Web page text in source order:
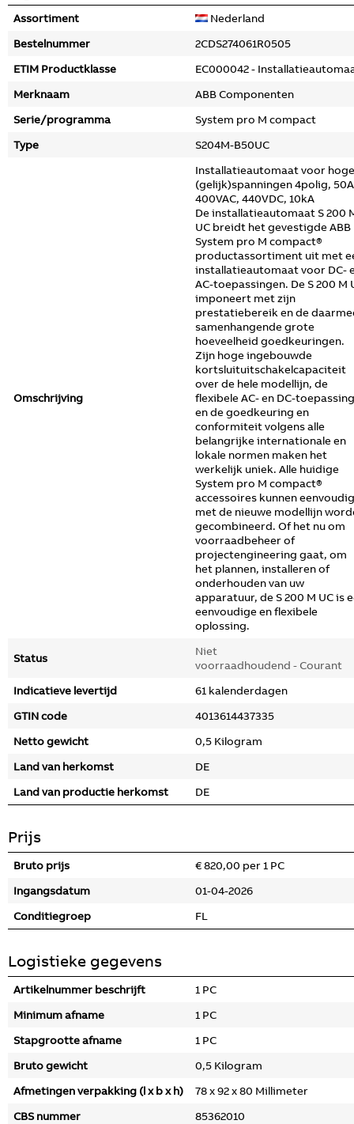
Assortiment
Nederland
Bestelnummer
2CDS274061R0505
ETIM Productklasse
EC000042 -
Merknaam
ABB Componenten
Serie/programma
System pro M compact
Type
S204M-B50UC
Omschrijving
Installatieautomaat voor
(gelijk)spanningen 4polig, 50A
400VAC, 440VDC, 10kA
De installatieautomaat S 200
UC breidt het gevestigde ABB
System pro M compact®
productassortiment uit met
installatieautomaat voor DC-
AC-toepassingen. De S 200 M
imponeert met zijn
prestatiebereik en de
samenhangende grote
hoeveelheid goedkeuringen.
Zijn hoge ingebouwde
kortsluituitschakelcapaciteit
over de hele modellijn, de
flexibele AC- en DC-toepassing
en de goedkeuring en
conformiteit volgens alle
belangrijke internationale en
lokale normen maken het
werkelijk uniek. Alle huidige
System pro M compact®
accessoires kunnen eenvoudig
met de nieuwe modellijn
gecombineerd. Of het nu om
voorraadbeheer of
projectengineering gaat, om
het plannen, installeren of
onderhouden van uw
apparatuur, de S 200 M UC is
eenvoudige en flexibele
oplossing.
Status
Niet
voorraadhoudend - Courant
Indicatieve levertijd
61 kalenderdagen
GTIN code
4013614437335
Netto gewicht
0,5 Kilogram
Land van herkomst
DE
Land van productie herkomst
DE
Prijs
Bruto prijs
€ 820,00 per 1 PC
Ingangsdatum
01-04-2026
Conditiegroep
FL
Logistieke gegevens
Artikelnummer beschrijft
1 PC
Minimum afname
1 PC
Stapgrootte afname
1 PC
Bruto gewicht
0,5 Kilogram
Afmetingen verpakking (l x b x h)
78 x 92 x 80 Millimeter
CBS nummer
85362010